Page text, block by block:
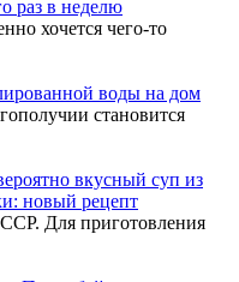
раз в неделю
хочется чего-то
воды на дом
становится
вкусный суп из
новый рецепт
Для приготовления